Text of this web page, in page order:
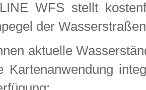
WFS stellt
der
aktuelle
Kartenanwendung